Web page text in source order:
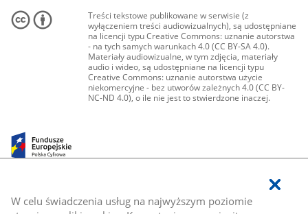
W celu świadczenia usług na najwyższym poziomie
Treści tekstowe publikowane w serwisie (z
wyłączeniem treści audiowizualnych), są udostępniane
na licencji typu Creative Commons: uznanie autorstwa
- na tych samych warunkach 4.0 (CC BY-SA 4.0).
Materiały audiowizualne, w tym zdjęcia, materiały
audio i wideo, są udostępniane na licencji typu
Creative Commons: uznanie autorstwa użycie
niekomercyjne - bez utworów zależnych 4.0 (CC BY-
NC-ND 4.0), o ile nie jest to stwierdzone inaczej.